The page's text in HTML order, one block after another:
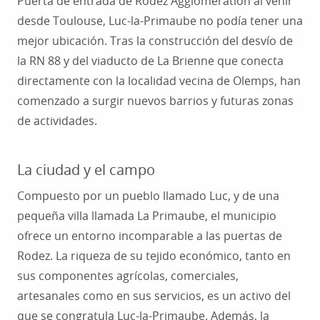
desde Toulouse, Luc-la-Primaube no podía tener una
mejor ubicación. Tras la construcción del desvío de
la RN 88 y del viaducto de La Brienne que conecta
directamente con la localidad vecina de Olemps, han
comenzado a surgir nuevos barrios y futuras zonas
de actividades.
La ciudad y el campo
Compuesto por un pueblo llamado Luc, y de una
pequeña villa llamada La Primaube, el municipio
ofrece un entorno incomparable a las puertas de
Rodez. La riqueza de su tejido económico, tanto en
sus componentes agrícolas, comerciales,
artesanales como en sus servicios, es un activo del
que se congratula Luc-la-Primaube. Además, la